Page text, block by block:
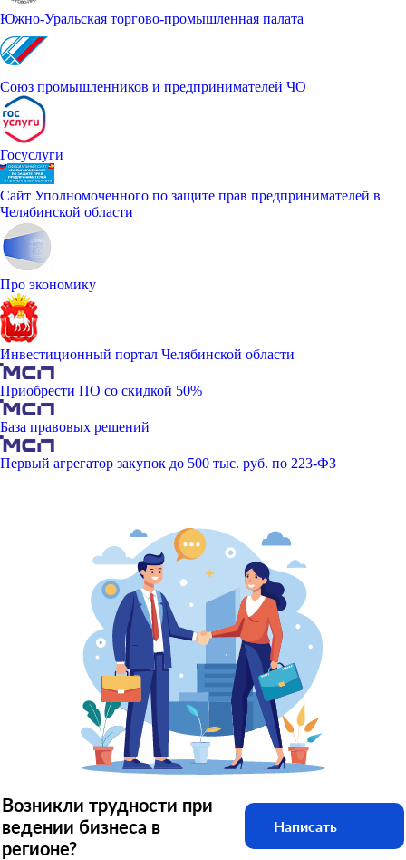
Южно-Уральская торгово-промышленная палата
Союз промышленников и предпринимателей ЧО
Госуслуги
Сайт Уполномоченного по защите прав предпринимателей в
Челябинской области
Про экономику
Инвестиционный портал Челябинской области
Приобрести ПО со скидкой 50%
База правовых решений
Первый агрегатор закупок до 500 тыс. руб. по 223-ФЗ
Возникли трудности при
ведении бизнеса в
регионе?
Написать